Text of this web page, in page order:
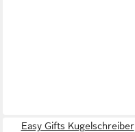
Easy Gifts Kugelschreiber